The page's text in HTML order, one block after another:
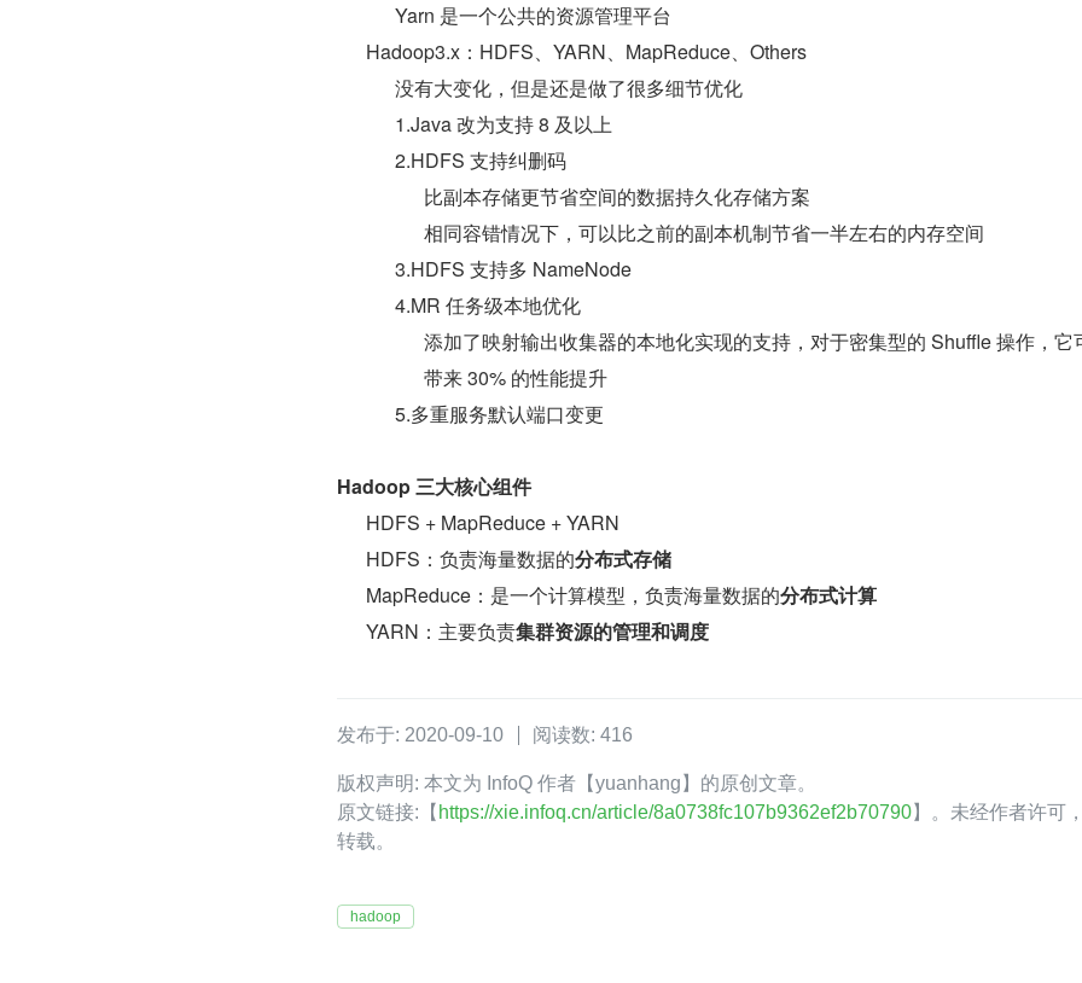
Yarn 是一个公共的资源管理平台
Hadoop3.x：HDFS、YARN、MapReduce、Others
没有大变化，但是还是做了很多细节优化
1.Java 改为支持 8 及以上
2.HDFS 支持纠删码
比副本存储更节省空间的数据持久化存储方案
相同容错情况下，可以比之前的副本机制节省一半左右的内存空间
3.HDFS 支持多 NameNode
4.MR 任务级本地优化
添加了映射输出收集器的本地化实现的支持，对于密集型的 Shuffle 操作，它
带来 30% 的性能提升
5.多重服务默认端口变更
Hadoop 三大核心组件
HDFS + MapReduce + YARN
HDFS：负责海量数据的分布式存储
MapReduce：是一个计算模型，负责海量数据的分布式计算
YARN：主要负责集群资源的管理和调度
发布于: 2020-09-10 阅读数: 416
版权声明: 本文为 InfoQ 作者【yuanhang】的原创文章。
原文链接:【 https://xie.infoq.cn/article/8a0738fc107b9362ef2b70790】。未经作者许可
转载。
hadoop